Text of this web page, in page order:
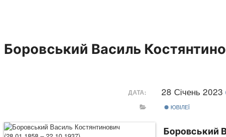
Боровський Василь
ДАТА: 28 Січень 2023
ЮВІЛЕЇ
Боровський